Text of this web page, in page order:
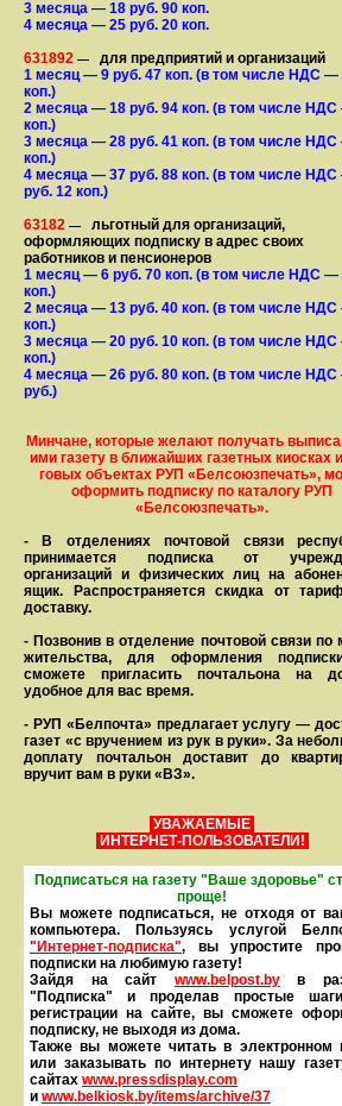
3 месяца — 18 руб. 90 коп.
4 месяца — 25 руб. 20 коп.
631892 —
для предприятий и организаций
1 месяц— 9 руб. 47 коп. (в том числе НДС —
коп.)
2 месяца — 18 руб. 94 коп. (в том числе
коп.)
3 месяца — 28 руб. 41 коп. (в том числе
коп.)
4 месяца — 37 руб. 88 коп. (в том числе
руб. 12 коп.)
63182 —
льготный для организаций,
оформляющих подписку в адрес своих
работников и пенсионеров
1 месяц— 6 руб. 70 коп. (в том числе НДС —
коп.)
2 месяца — 13 руб. 40 коп. (в том числе
коп.)
3 месяца — 20 руб. 10 коп. (в том числе
коп.)
4 месяца — 26 руб. 80 коп. (в том числе
руб.)
Минчане, которые желают получать
ими газету в бли­жай­ших газет­ных киосках
го­вых объе­ктах РУП «Белсоюзпечать»,
оформить под­пис­ку по ка­та­ло­гу РУП
«Белсоюзпечать».
- В отделениях почтовой связи
принимается подписка от
организаций и фи­зи­ческих лиц на
ящик. Распространяется скидка от
доставку.
- Позвонив в отделение почтовой связи по
жительства, для оформления
сможете пригласить почтальона на
удобное для вас время.
- РУП «Белпочта» предлагает услугу —
газет «с вручением из рук в руки». За
доплату почтальон доставит до
вручит вам в руки «ВЗ».
УВАЖАЕМЫЕ
ИНТЕРНЕТ-ПОЛЬЗОВАТЕЛИ!
Подписаться на газету "Ваше здоровье"
проще!
Вы можете подписаться, не отходя от
компьютера. Пользуясь услугой
"Интернет-подписка", вы упростите
подписки на любимую газету!
Зайдя на сайт www.belpost.by
в
"Подписка" и проделав простые
регистрации на сайте, вы сможете
под­писку, не выходя из дома.
Также вы можете читать в элек­тронном
или заказывать по интернету нашу
сайтах www.pressdisplay.com
и www.belkiosk.by/items/archive/37